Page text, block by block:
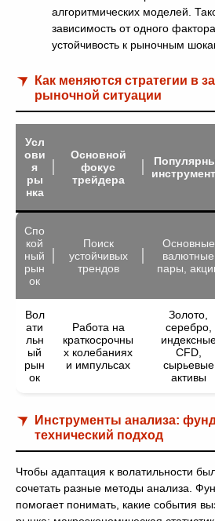
алгоритмических моделей.
зависимость от одного
устойчивость к рыночным
Как меняются стратегии в
рыночной ситуации
Усл
ови
я
ры
нка
Основной
фокус
трейдера
Спо
кой
ный
рын
ок
Поиск
устойчивых
трендов
Основные
валютные
пары,
Вол
ати
льн
ый
рын
ок
Работа на
краткосрочны
х колебаниях
и импульсах
Золото,
серебро,
CFD,
сырьевые
активы
Инструменты анализа:
технический подход
Чтобы адаптация к волатильности
сочетать разные методы анализа.
помогает понимать, какие события